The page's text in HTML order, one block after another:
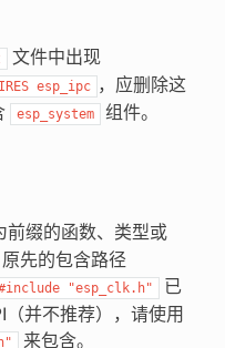
文件中出现
esp_ipc ，应删除这
esp_system 组件。
前缀的函数、类型或
先的包含路径
"esp_clk.h"
已
（并不推荐），请使用
来包含。